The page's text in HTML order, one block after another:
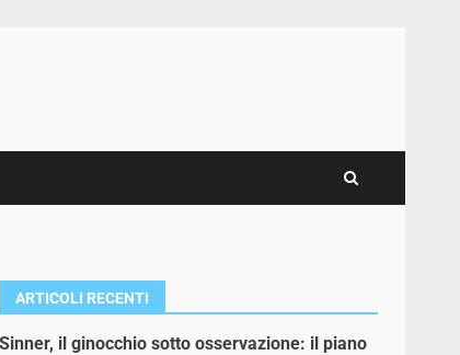
ARTICOLI RECENTI
Sinner, il ginocchio sotto osservazione: il piano